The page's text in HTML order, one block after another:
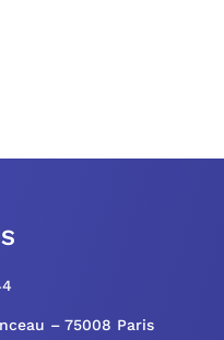
– 75008 Paris